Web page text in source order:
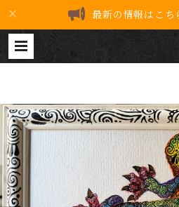
最新の情報はこち